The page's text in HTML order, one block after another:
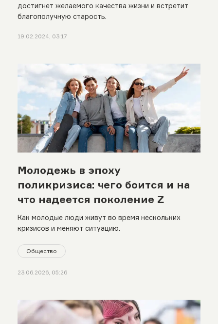
достигнет желаемого качества жизни и встретит
благополучную старость.
19.02.2024, 03:17
Молодежь в эпоху
поликризиса: чего боится и на
что надеется поколение Z
Как молодые люди живут во время нескольких
кризисов и меняют ситуацию.
Общество
23.06.2026, 05:26